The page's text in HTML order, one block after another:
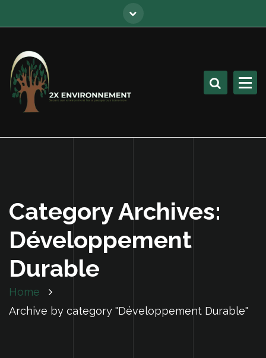
Category Archives:
Développement
Durable
Home
Archive by category "Développement Durable"